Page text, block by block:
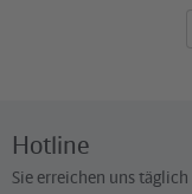
Hotline
Sie erreichen uns